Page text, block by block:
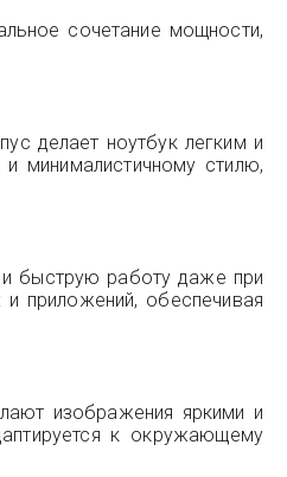
сочетание мощности,
делает ноутбук легким и
минималистичному стилю,
и быструю работу даже при
приложений, обеспечивая
изображения яркими и
к окружающему